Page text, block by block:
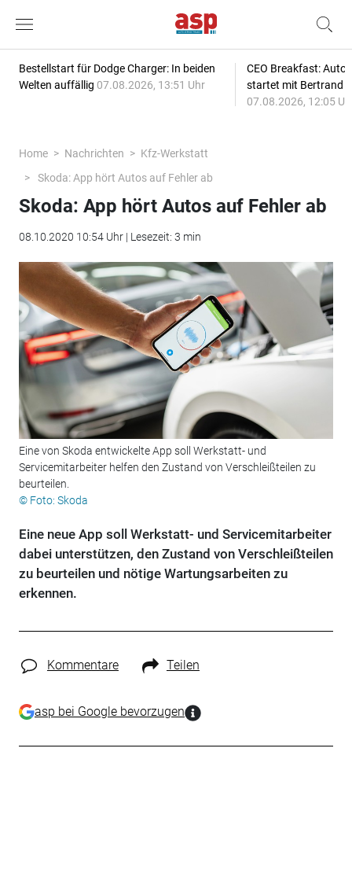
Bestellstart für Dodge Charger: In beiden
Welten auffällig 07.08.2026, 13:51 Uhr
CEO Breakfast:
startet mit Bertrand
07.08.2026, 12:05
Home Nachrichten
Kfz-Werkstatt
Skoda: App hört Autos auf Fehler ab
Skoda: App hört Autos auf Fehler ab
08.10.2020 10:54 Uhr | Lesezeit: 3 min
Eine von Skoda entwickelte App soll Werkstatt- und
Servicemitarbeiter helfen den Zustand von Verschleißteilen zu
beurteilen.
© Foto: Skoda
Eine neue App soll Werkstatt- und Servicemitarbeiter
dabei unterstützen, den Zustand von Verschleißteilen
zu beurteilen und nötige Wartungsarbeiten zu
erkennen.
Kommentare Teilen
asp bei Google bevorzugen